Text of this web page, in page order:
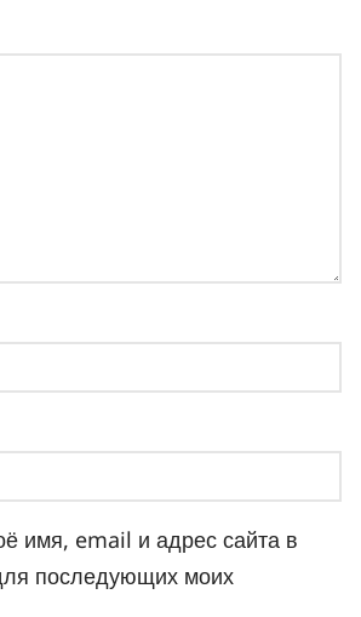
имя, email и адрес сайта в
последующих моих